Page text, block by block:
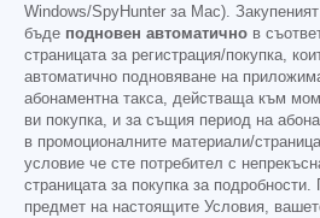
Windows/SpyHunter за Mac).
бъде подновен автоматично в
страницата за регистрация/покупка,
автоматично подновяване на
абонаментна такса, действаща към
ви покупка, и за същия период на
в промоционалните материали/
условие че сте потребител с
страницата за покупка за
предмет на настоящите Условия,